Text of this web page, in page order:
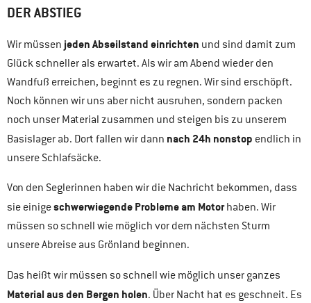
DER ABSTIEG
Wir müssen jeden Abseilstand einrichten und sind damit zum
Glück schneller als erwartet. Als wir am Abend wieder den
Wandfuß erreichen, beginnt es zu regnen. Wir sind erschöpft.
Noch können wir uns aber nicht ausruhen, sondern packen
noch unser Material zusammen und steigen bis zu unserem
Basislager ab. Dort fallen wir dann nach 24h nonstop endlich in
unsere Schlafsäcke.
Von den Seglerinnen haben wir die Nachricht bekommen, dass
sie einigeschwerwiegende Probleme am Motorhaben. Wir
müssen so schnell wie möglich vor dem nächsten Sturm
unsere Abreise aus Grönland beginnen.
Das heißt wir müssen so schnell wie möglich unser ganzes
Material aus den Bergen holen. Über Nacht hat es geschneit. Es